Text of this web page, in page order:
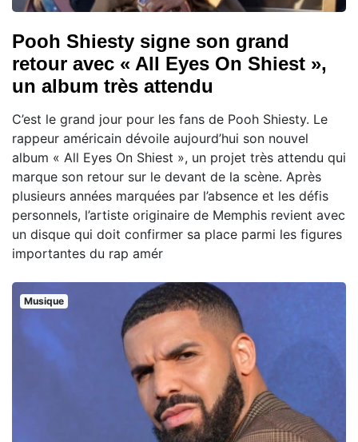
Pooh Shiesty signe son grand
retour avec « All Eyes On Shiest »,
un album très attendu
C’est le grand jour pour les fans de Pooh Shiesty. Le
rappeur américain dévoile aujourd’hui son nouvel
album « All Eyes On Shiest », un projet très attendu qui
marque son retour sur le devant de la scène. Après
plusieurs années marquées par l’absence et les défis
personnels, l’artiste originaire de Memphis revient avec
un disque qui doit confirmer sa place parmi les figures
importantes du rap amér
Musique